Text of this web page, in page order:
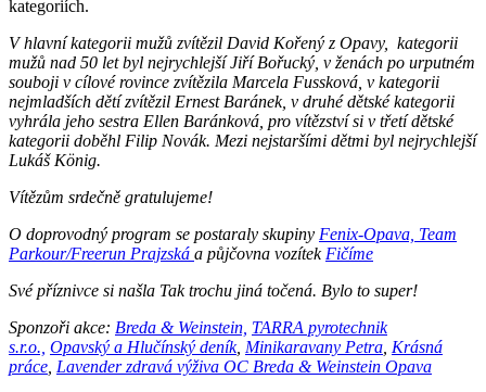
kategoriích.
V hlavní kategorii mužů zvítězil David Kořený z Opavy, kategorii
mužů nad 50 let byl nejrychlejší Jiří Bořucký, v ženách po urputném
souboji v cílové rovince zvítězila Marcela Fussková, v kategorii
nejmladších dětí zvítězil Ernest Baránek, v druhé dětské kategorii
vyhrála jeho sestra Ellen Baránková, pro vítězství si v třetí dětské
kategorii doběhl Filip Novák. Mezi nejstaršími dětmi byl nejrychlejší
Lukáš König.
Vítězům srdečně gratulujeme!
O doprovodný program se postaraly skupiny Fenix-Opava, Team
Parkour/Freerun Prajzská a půjčovna vozítek Fičíme
Své příznivce si našla Tak trochu jiná točená. Bylo to super!
Sponzoři akce: Breda & Weinstein, TARRA pyrotechnik
s.r.o., Opavský a Hlučínský deník, Minikaravany Petra Krásná
práce Lavender zdravá výživa OC Breda & Weinstein Opava